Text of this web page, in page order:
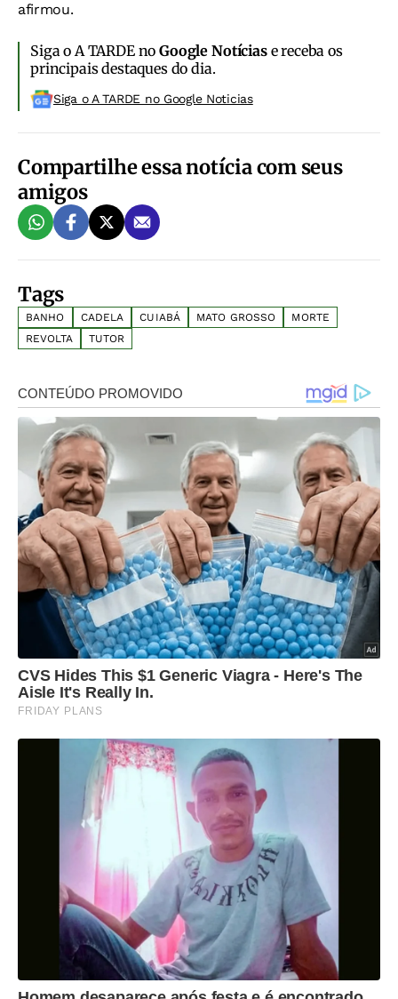
afirmou.
Siga o A TARDE noGoogle Notíciase receba os
principais destaques do dia.
Siga o A TARDE no Google Noticias
Compartilhe essa notícia com seus
amigos
Tags
BANHO CADELA CUIABÁ MATO GROSSO
MORTE
REVOLTA
TUTOR